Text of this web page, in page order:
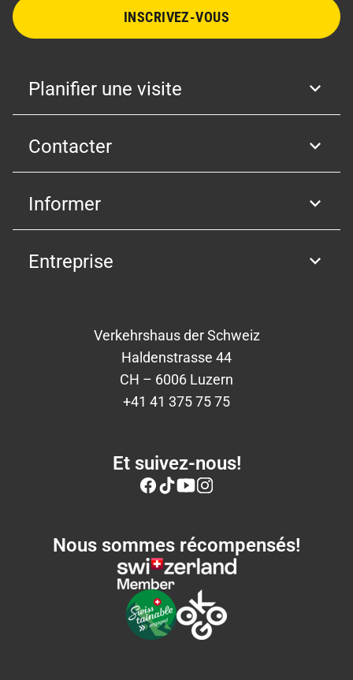
INSCRIVEZ-VOUS
Planifier une visite
Contacter
Informer
Entreprise
Verkehrshaus der Schweiz
Haldenstrasse 44
CH – 6006 Luzern
+41 41 375 75 75
Et suivez-nous!
Nous sommes récompensés!